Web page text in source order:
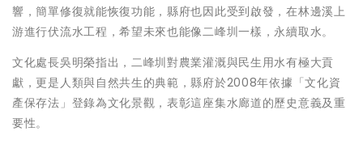
響，簡單修復就能恢復功能，縣府也因此受到啟發，在林邊溪上
游進行伏流水工程，希望未來也能像二峰圳一樣，永續取水。
文化處長吳明榮指出，二峰圳對農業灌溉與民生用水有極大貢
獻，更是人類與自然共生的典範，縣府於2008年依據「文化資
產保存法」登錄為文化景觀，表彰這座集水廊道的歷史意義及重
要性。